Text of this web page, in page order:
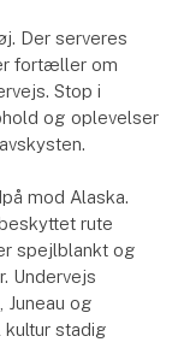
Der serveres
fortæller om
Stop i
og oplevelser
mod Alaska.
rute
spejlblankt og
Undervejs
Juneau og
kultur stadig